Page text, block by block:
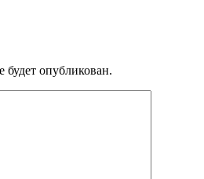
опубликован.